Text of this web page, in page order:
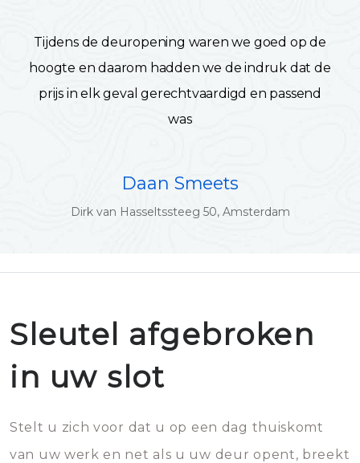
Tijdens de deuropening waren we goed op de
hoogte en daarom hadden we de indruk dat de
prijs in elk geval gerechtvaardigd en passend
was
Daan Smeets
Dirk van Hasseltssteeg 50, Amsterdam
Sleutel afgebroken
in uw slot
Stelt u zich voor dat u op een dag thuiskomt
van uw werk en net als u uw deur opent, breekt